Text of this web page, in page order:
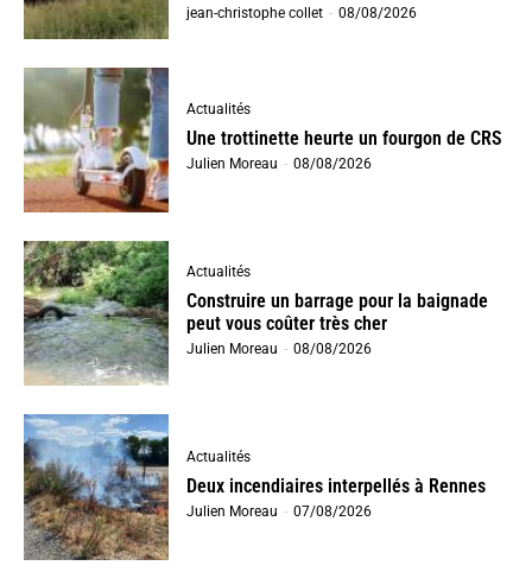
jean-christophe collet - 08/08/2026
Actualités
Une trottinette heurte un fourgon de CRS
Julien Moreau - 08/08/2026
Actualités
Construire un barrage pour la baignade
peut vous coûter très cher
Julien Moreau - 08/08/2026
Actualités
Deux incendiaires interpellés à Rennes
Julien Moreau - 07/08/2026